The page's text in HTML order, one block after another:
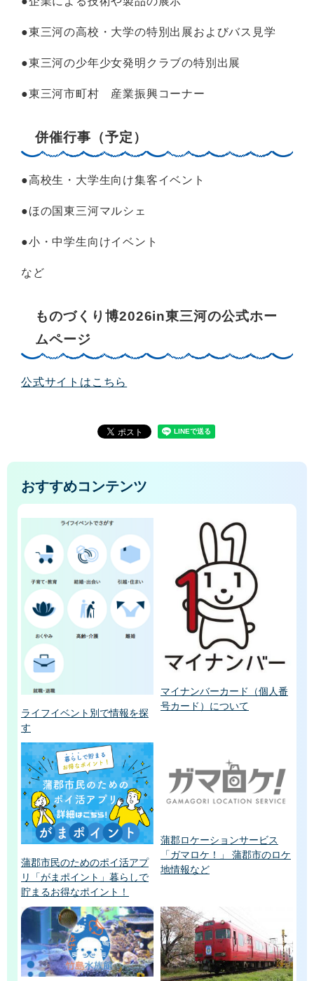
●東三河の高校・大学の特別出展およびバス見学
●東三河の少年少女発明クラブの特別出展
●東三河市町村 産業振興コーナー
併催行事（予定）
●高校生・大学生向け集客イベント
●ほの国東三河マルシェ
●小・中学生向けイベント
など
ものづくり博2026in東三河の公式ホー
ムページ
公式サイトはこちら
おすすめコンテンツ
ライフイベント別で情報を探
す
マイナンバーカード（個人番
号カード）について
蒲郡市民のためのポイ活アプ
リ「がまポイント」暮らしで
貯まるお得なポイント！
蒲郡ロケーションサービス
「ガマロケ！」 蒲郡市のロケ
地情報など